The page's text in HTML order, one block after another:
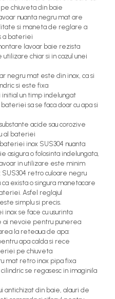
chiuveta din baie
nuanta negru mat are
si maneta de reglare a
a bateriei
lavoar baie rezista
chiar si in cazul unei
negru mat este din inox, ca si
si este fixa
un timp indelungat
sa se faca doar cu apa si
acide sau corozive
al bateriei
inox SUS304 nuanta
asigura o folosinta indelungata,
in utilizare este minim
retro culoare negru
exista o singura manetacare
Asfel reglajul
simplu si precis.
se face cu usurinta
ai nevoie pentru punerea
la reteaua de apa:
apa calda si rece
pe chiuveta
mat retro inox pipa fixa
se regasesc in imaginila
antichizat din baie, alauri de